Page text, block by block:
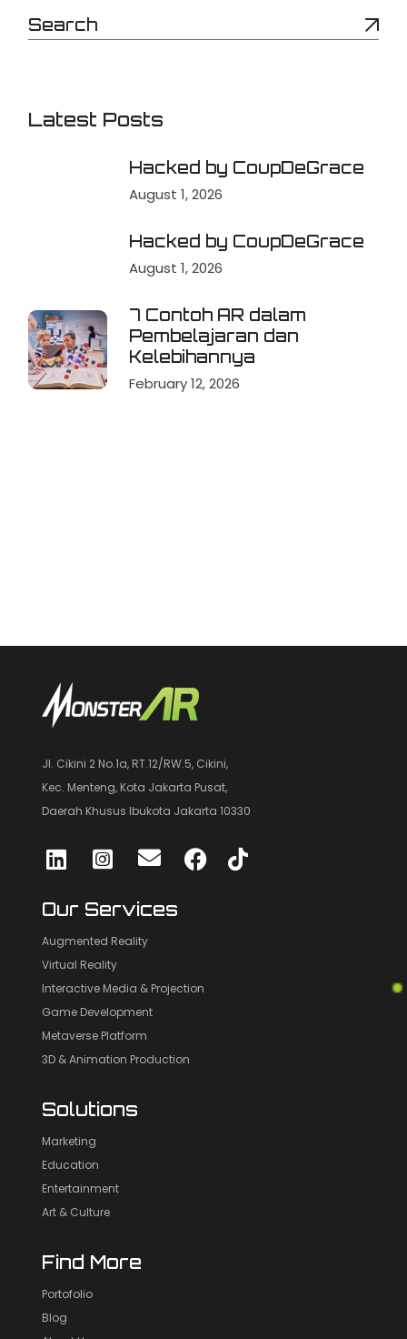
Latest Posts
Hacked by CoupDeGrace
August 1, 2026
Hacked by CoupDeGrace
August 1, 2026
7 Contoh AR dalam
Pembelajaran dan
Kelebihannya
February 12, 2026
Jl. Cikini 2 No.1a, RT.12/RW.5, Cikini,
Kec. Menteng, Kota Jakarta Pusat,
Daerah Khusus Ibukota Jakarta 10330
Our Services
Augmented Reality
Virtual Reality
Interactive Media & Projection
Game Development
Metaverse Platform
3D & Animation Production
Solutions
Marketing
Education
Entertainment
Art & Culture
Find More
Portofolio
Blog